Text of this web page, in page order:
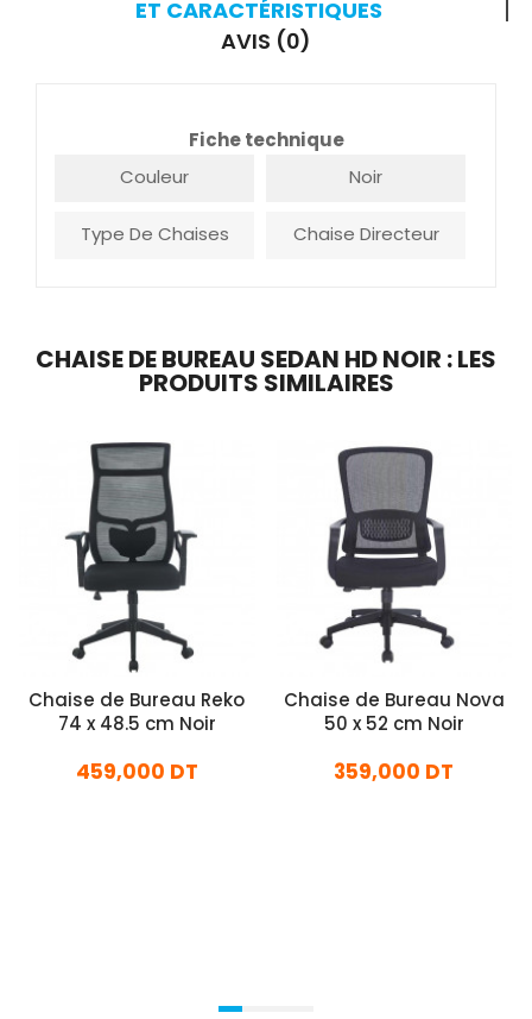
ET CARACTÉRISTIQUES
AVIS (0)
Fiche technique
Couleur
Noir
Type De Chaises Chaise Directeur
CHAISE DE BUREAU SEDAN HD NOIR : LES
PRODUITS SIMILAIRES
Chaise de Bureau Reko
74 x 48.5 cm Noir
459,000 DT
Chaise de Bureau Nova
50 x 52 cm Noir
359,000 DT